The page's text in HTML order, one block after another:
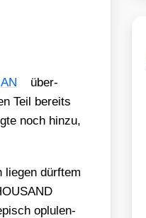
über­
Teil bereits
noch hin­zu,
lie­gen dürf­tem
oplu­len­